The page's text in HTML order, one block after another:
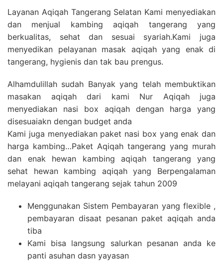
Layanan Aqiqah Tangerang Selatan Kami menyediakan
dan menjual kambing aqiqah tangerang yang
berkualitas, sehat dan sesuai syariah.Kami juga
menyedikan pelayanan masak aqiqah yang enak di
tangerang, hygienis dan tak bau prengus.
Alhamdulillah sudah Banyak yang telah membuktikan
masakan aqiqah dari kami Nur Aqiqah juga
menyediakan nasi box aqiqah dengan harga yang
disesuaiakn dengan budget anda
Kami juga menyediakan paket nasi box yang enak dan
harga kambing…Paket Aqiqah tangerang yang murah
dan enak hewan kambing aqiqah tangerang yang
sehat hewan kambing aqiqah yang Berpengalaman
melayani aqiqah tangerang sejak tahun 2009
Menggunakan Sistem Pembayaran yang flexible ,
pembayaran disaat pesanan paket aqiqah anda
tiba
Kami bisa langsung salurkan pesanan anda ke
panti asuhan dasn yayasan